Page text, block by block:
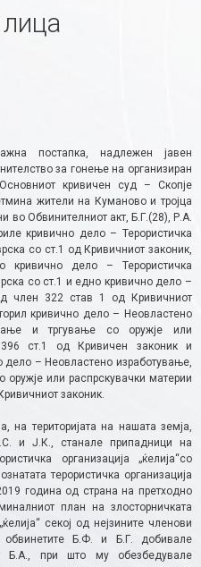
постапка, надлежен јавен
за гонење на организиран
кривичен суд – Скопје
жители на Куманово и тројца
во Обвинителниот акт, Б.Г.(28), Р.А.
кривично дело – Терористичка
со ст.1 од Кривичниот законик,
кривично дело – Терористичка
со ст.1 и едно кривично дело –
член 322 став 1 од Кривичниот
кривично дело – Неовластено
и тргување со оружје или
ст.1 од Кривичен законик и
дело – Неовластено изработување,
или распрскувачки материи
законик.
територијата на нашата земја,
и Ј.К., станале припадници на
организација „ќелија“со
терористичка организација
година од страна на претходно
план на злосторничката
секој од нејзините членови
Б.Ф. и Б.Г. добивале
Б.А., при што му обезбедувале